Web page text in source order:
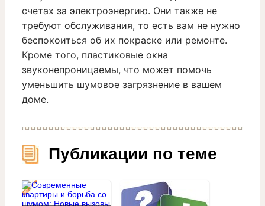
счетах за электроэнергию. Они также не
требуют обслуживания, то есть вам не нужно
беспокоиться об их покраске или ремонте.
Кроме того, пластиковые окна
звуконепроницаемы, что может помочь
уменьшить шумовое загрязнение в вашем
доме.
Публикации по теме